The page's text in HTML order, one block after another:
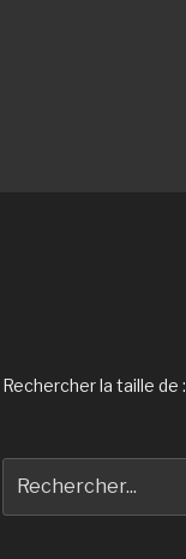
Rechercher la taille de :
pour